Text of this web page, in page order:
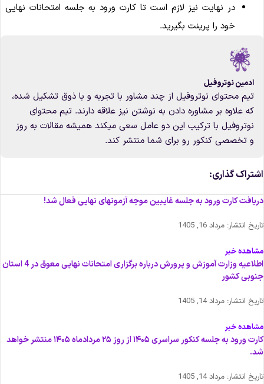
در نهایت نیز لازم است تا کارت ورود به جلسه امتحانات نهایی
خود را پرینت بگیرید.
ادمین نوتروفیل
تیم محتوای نوتروفیل از چند مشاور با تجربه و با ذوق تشکیل شده،
که علاوه بر مشاوره دادن به نوشتن نیز علاقه دارند. تیم محتوای
نوتروفیل با ترکیب این دو عامل سعی میکند همیشه مقالات به روز
و تخصصی کنکور رو برای شما منتشر کند.
گذاری:
کارت ورود به جلسه غایبین موجه آزمونهای نهایی فعال شد!
انتشار: مرداد 16, 1405
خبر
اطلاعیه وزارت آموزش و پرورش درباره برگزاری امتحانات نهایی معوق در 4 استان
کشور
انتشار: مرداد 14, 1405
خبر
کارت ورود به جلسه کنکور سراسری ۱۴۰۵ از روز ۲۵ مردادماه ۱۴۰۵ منتشر خواهد
انتشار: مرداد 14, 1405